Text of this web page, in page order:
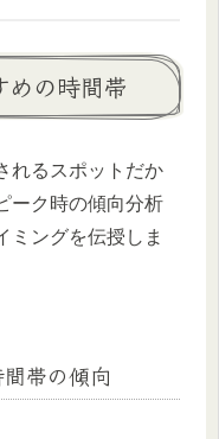
の時間帯
れるスポットだか
ーク時の傾向分析
ミングを伝授しま
帯の傾向